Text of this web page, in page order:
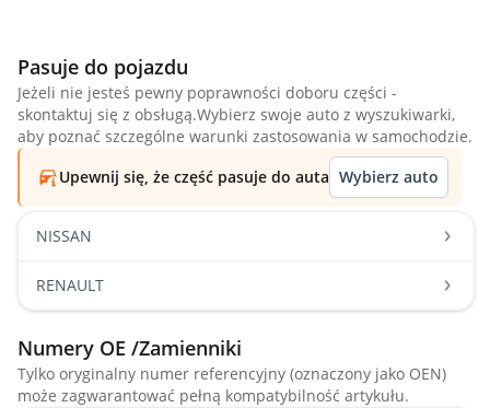
Pasuje do pojazdu
Jeżeli nie jesteś pewny poprawności doboru części -
skontaktuj się z obsługą.Wybierz swoje auto z wyszukiwarki,
aby poznać szczególne warunki zastosowania w samochodzie.
Upewnij się, że część pasuje do auta Wybierz auto
NISSAN
RENAULT
Numery OE /Zamienniki
Tylko oryginalny numer referencyjny (oznaczony jako OEN)
może zagwarantować pełną kompatybilność artykułu.